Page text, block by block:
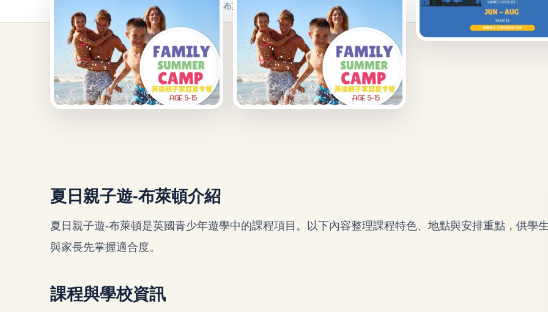
英國青少年遊學 夏日親子遊-布萊頓
夏日親子遊-布萊頓介紹
夏日親子遊-布萊頓是英國青少年遊學中的課程項目。以下內容整理課程特色、地點與安排重點，供學
與家長先掌握適合度。
課程與學校資訊